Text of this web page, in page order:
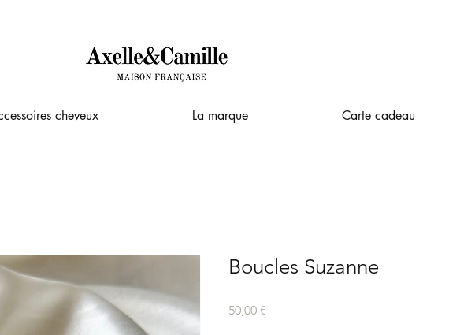
cheveux La marque Carte cadeau
Boucles Suzanne
50,00 €